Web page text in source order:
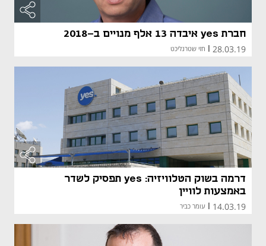
חברת yes איבדה 13 אלף מנויים ב-2018
28.03.19 חזי שטרנליכט
דרמה בשוק הטלוויזיה: yes תפסיק לשדר
באמצעות לוויין
14.03.19 עומר כביר